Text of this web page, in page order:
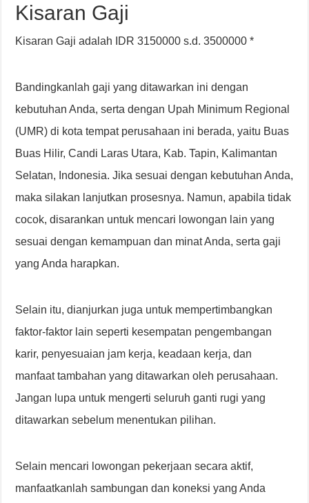
Kisaran Gaji
Kisaran Gaji adalah IDR 3150000 s.d. 3500000 *
Bandingkanlah gaji yang ditawarkan ini dengan
kebutuhan Anda, serta dengan Upah Minimum Regional
(UMR) di kota tempat perusahaan ini berada, yaitu Buas
Buas Hilir, Candi Laras Utara, Kab. Tapin, Kalimantan
Selatan, Indonesia. Jika sesuai dengan kebutuhan Anda,
maka silakan lanjutkan prosesnya. Namun, apabila tidak
cocok, disarankan untuk mencari lowongan lain yang
sesuai dengan kemampuan dan minat Anda, serta gaji
yang Anda harapkan.
Selain itu, dianjurkan juga untuk mempertimbangkan
faktor-faktor lain seperti kesempatan pengembangan
karir, penyesuaian jam kerja, keadaan kerja, dan
manfaat tambahan yang ditawarkan oleh perusahaan.
Jangan lupa untuk mengerti seluruh ganti rugi yang
ditawarkan sebelum menentukan pilihan.
Selain mencari lowongan pekerjaan secara aktif,
manfaatkanlah sambungan dan koneksi yang Anda